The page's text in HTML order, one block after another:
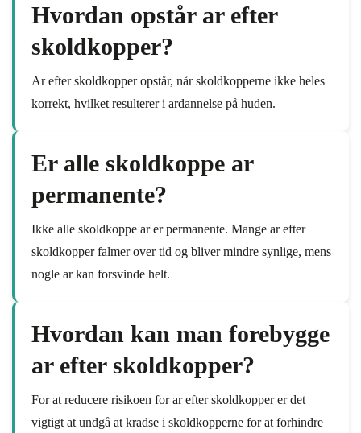
Hvordan opstår ar efter
skoldkopper?
Ar efter skoldkopper opstår, når skoldkopperne ikke heles
korrekt, hvilket resulterer i ardannelse på huden.
Er alle skoldkoppe ar
permanente?
Ikke alle skoldkoppe ar er permanente. Mange ar efter
skoldkopper falmer over tid og bliver mindre synlige, mens
nogle ar kan forsvinde helt.
Hvordan kan man forebygge
ar efter skoldkopper?
For at reducere risikoen for ar efter skoldkopper er det
vigtigt at undgå at kradse i skoldkopperne for at forhindre